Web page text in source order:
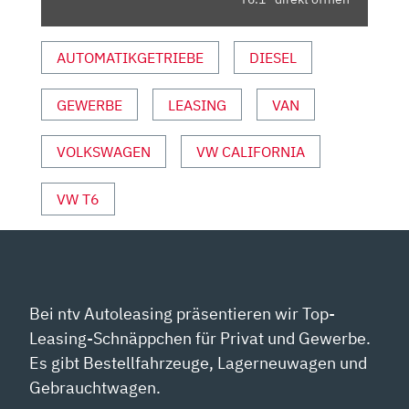
FUNKTIONEN
VERGLEICH
T6.1“
YOUTUBE
ANZEIGEN
AUTOMATIKGETRIEBE DIESEL
GEWERBE LEASING VAN
VOLKSWAGEN VW CALIFORNIA
VW T6
Bei ntv Autoleasing präsentieren wir Top-
Leasing-Schnäppchen für Privat und Gewerbe.
Es gibt Bestellfahrzeuge, Lagerneuwagen und
Gebrauchtwagen.